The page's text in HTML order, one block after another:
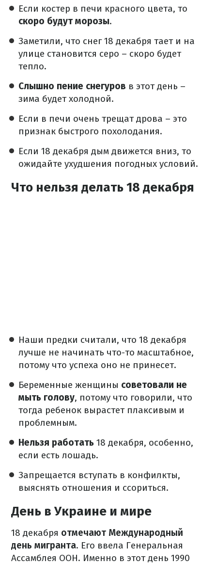
Если костер в печи красного цвета, то
скоро будут морозы.
Заметили, что снег 18 декабря тает и на
улице становится серо – скоро будет
тепло.
Слышно пение снегуров в этот день –
зима будет холодной.
Если в печи очень трещат дрова – это
признак быстрого похолодания.
Если 18 декабря дым движется вниз, то
ожидайте ухудшения погодных условий.
Что нельзя делать 18 декабря
Наши предки считали, что 18 декабря
лучше не начинать что-то масштабное,
потому что успеха оно не принесет.
Беременные женщины советовали не
мыть голову, потому что говорили, что
тогда ребенок вырастет плаксивым и
проблемным.
Нельзя работать 18 декабря, особенно,
если есть лошадь.
Запрещается вступать в конфилкты,
выяснять отношения и ссориться.
День в Украине и мире
18 декабря отмечают Международный
день мигранта. Его ввела Генеральная
Ассамблея ООН. Именно в этот день 1990